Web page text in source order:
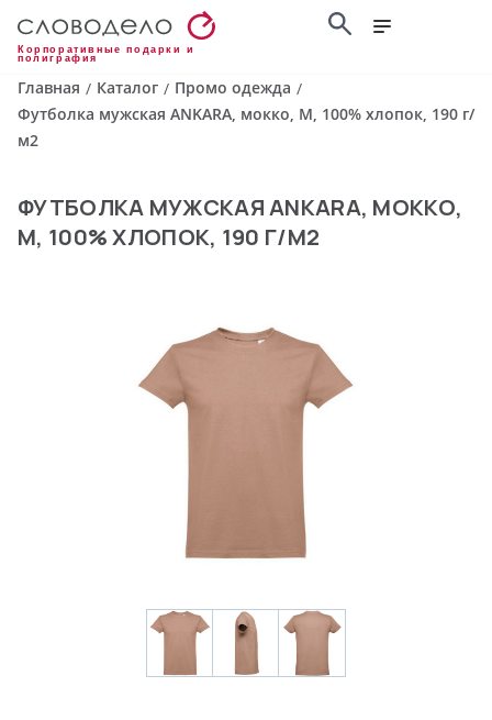
Корпоративные подарки и
полиграфия
Главная / Каталог / Промо одежда /
Футболка мужская ANKARA, мокко, M, 100% хлопок, 190 г/
м2
ФУТБОЛКА МУЖСКАЯ ANKARA, МОККО,
M, 100% ХЛОПОК, 190 Г/М2